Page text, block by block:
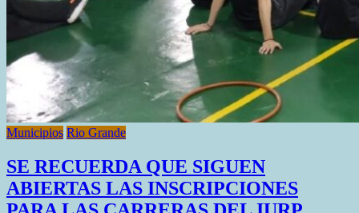
Municipios Rio Grande
SE RECUERDA QUE SIGUEN
ABIERTAS LAS INSCRIPCIONES